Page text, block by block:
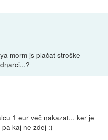
morm js plačat stroške
1 eur več nakazat... ker je
kaj ne zdej :)